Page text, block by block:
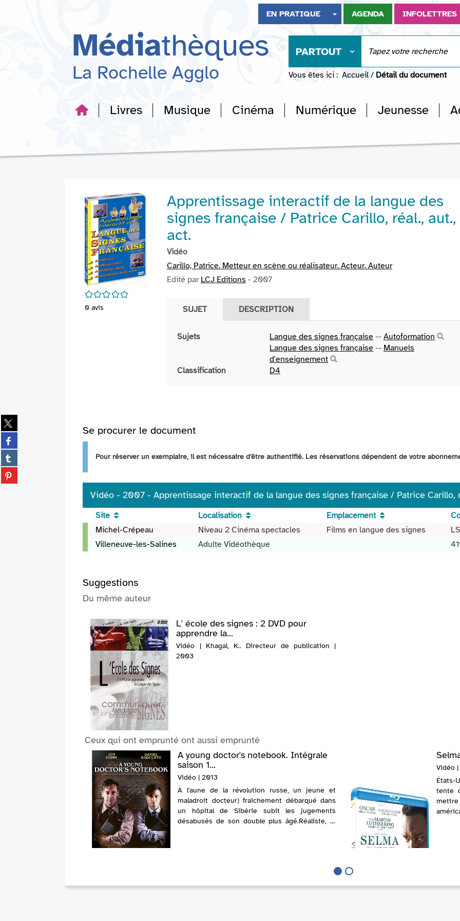
recherche
EN PRATIQUE AGENDA INFOLETTRES
Médiathèques
La Rochelle Agglo
PARTOUT
Vous êtes ici : Accueil / Détail du document
Livres Musique Cinéma Numérique Jeunesse
Partager
sur
twitter
(Nouvelle
fenêtre)
Partager
sur
facebook
(Nouvelle
fenêtre)
Partager
sur
tumblr
Partager
sur
/5
0 avis
Apprentissage interactif de la langue des
signes française / Patrice Carillo, réal., aut.,
act.
Vidéo
Carillo, Patrice. Metteur en scène ou réalisateur. Acteur. Auteur
Edité par LCJ Editions - 2007
SUJET DESCRIPTION
Sujets Langue des signes française -- Autoformation
Langue des signes française -- Manuels
d'enseignement
Classification
D4
Se procurer le document
Pour réserver un exemplaire, il est nécessaire d'être authentifié. Les réservations dépendent de votre
Vidéo - 2007 - Apprentissage interactif de la langue des signes française / Patrice Carillo,
Vidéo
2007
interactif
de
langue
des
signes
française
Patrice
Carillo,
aut.,
Site Localisation Emplacement
Michel-Crépeau
Niveau 2 Cinéma spectacles Films en langue des signes
Villeneuve-les-Salines
Adulte Vidéothèque
Suggestions
Du même auteur
L' école des signes : 2 DVD pour
apprendre la...
Vidéo | Khagal, K.. Directeur de publication |
2003
Ceux qui ont emprunté ont aussi emprunté
A young doctor's notebook. Intégrale
saison 1...
Vidéo | 2013
À l'aune de la révolution russe, un jeune et
maladroit docteur) fraîchement débarqué dans
un hôpital de Sibérie subit les jugements
désabusés de son double plus âgé.Réaliste, le
Vidéo
États-
tente